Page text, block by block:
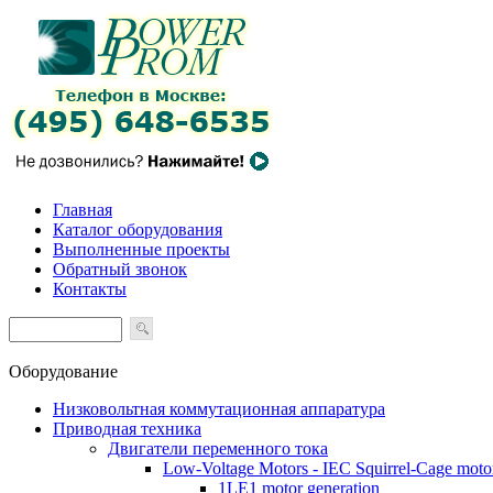
Главная
Каталог оборудования
Выполненные проекты
Обратный звонок
Контакты
Оборудование
Низковольтная коммутационная аппаратура
Приводная техника
Двигатели переменного тока
Low-Voltage Motors - IEC Squirrel-Cage
1LE1 motor generation